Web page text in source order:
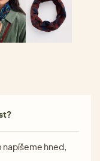
napíšeme hned,